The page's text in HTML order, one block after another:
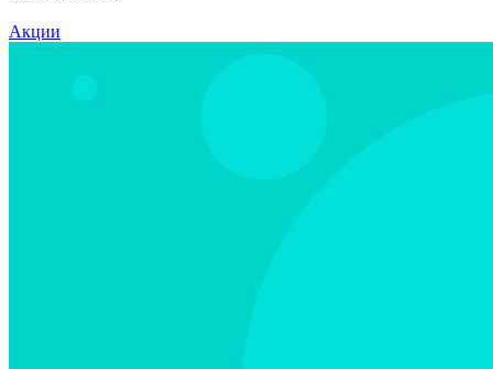
Акции